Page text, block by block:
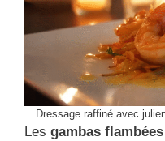
Dressage raffiné avec
Les gambas